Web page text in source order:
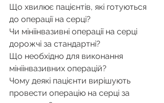
Що хвилює пацієнтів, які готуються
до операції на серці?
Чи мініінвазивні операції на серці
дорожчі за стандартні?
Що необхідно для виконання
мініінвазивних операцій?
Чому деякі пацієнти вирішують
провести операцію на серці за